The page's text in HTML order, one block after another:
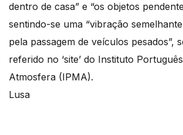
dentro de casa” e “os objetos
sentindo-se uma “vibração
pela passagem de veículos pesados”,
referido no ‘site’ do Instituto
Atmosfera (IPMA).
Lusa